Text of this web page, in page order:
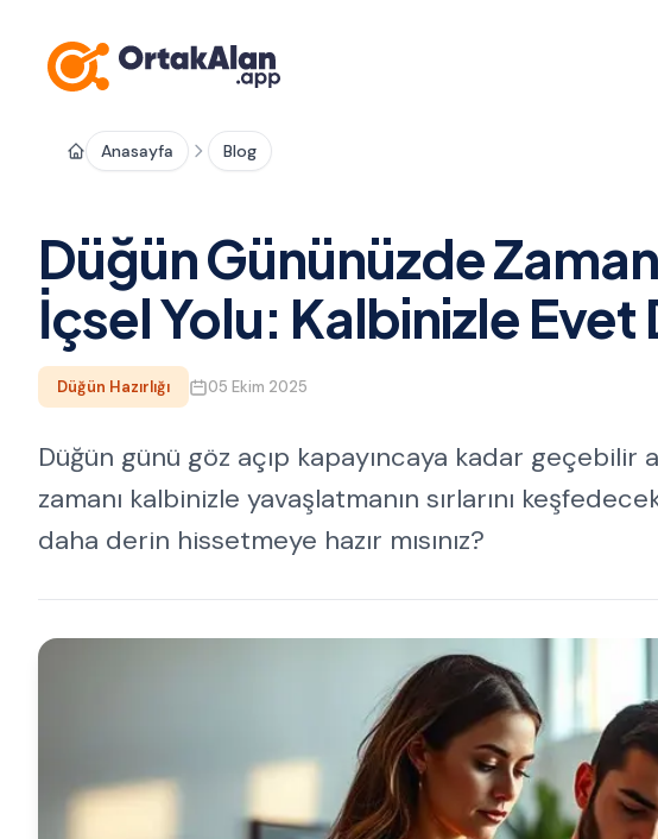
Anasayfa Blog
Düğün Gününüzde
İçsel Yolu: Kalbinizle Evet
Düğün Hazırlığı 05 Ekim 2025
Düğün günü göz açıp kapayıncaya kadar geçebilir
zamanı kalbinizle yavaşlatmanın sırlarını
daha derin hissetmeye hazır mısınız?